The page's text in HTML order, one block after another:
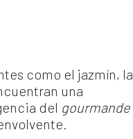
como el jazmín, la
una
del gourmande